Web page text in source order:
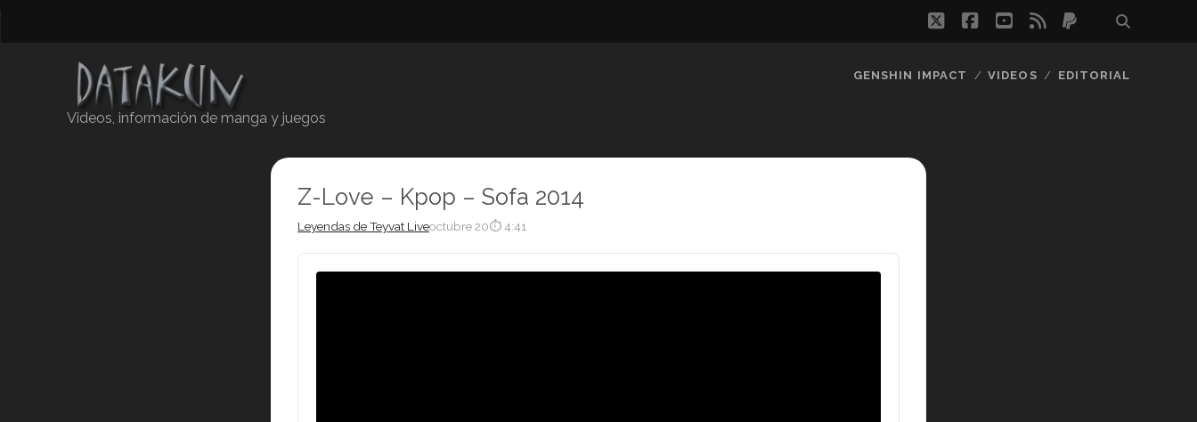
twitterfacebook
youtube
rss paypal
Videos, información de manga y juegos
GENSHIN IMPACT VIDEOS EDITORIAL
Z-Love – Kpop – Sofa 2014
Leyendas de Teyvat Liveoctubre 20⏱ 4:41